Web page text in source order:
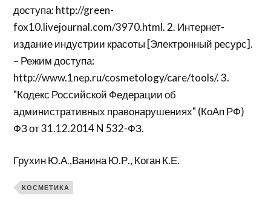
доступа: http://green-
fox10.livejournal.com/3970.html. 2. Интернет-
издание индустрии красоты [Электронный ресурс].
– Режим доступа:
http://www.1nep.ru/cosmetology/care/tools/. 3.
"Кодекс Российской Федерации об
административных правонарушениях" (КоАп РФ)
ФЗ от 31.12.2014 N 532-ФЗ.
Грухин Ю.А.,Ванина Ю.Р., Коган К.Е.
КОСМЕТИКА